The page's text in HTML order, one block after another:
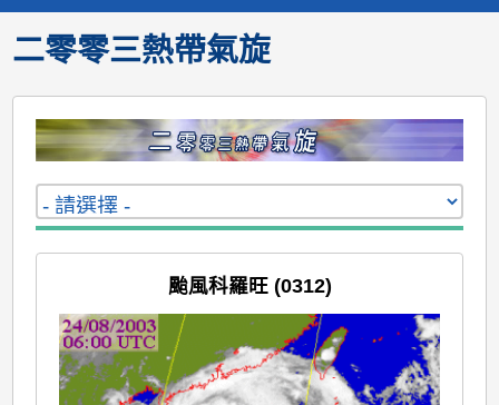
二零零三熱帶氣旋
颱風科羅旺 (0312)